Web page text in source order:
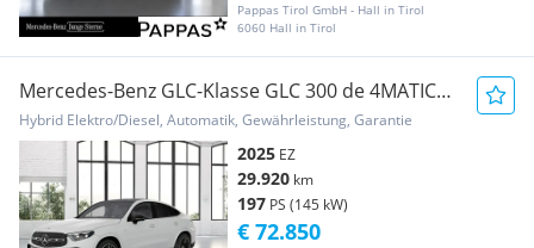
Pappas Tirol GmbH - Hall in Tirol
6060 Hall in Tirol
Mercedes-Benz GLC-Klasse GLC 300 de 4MATIC
mit EQ Hybrid Technologi
Hybrid Elektro/Diesel, Automatik, Gewährleistung, Garantie
2025 EZ
29.920 km
197 PS (145 kW)
€ 72.850